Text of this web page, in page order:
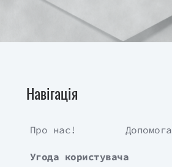
Навігація
Про нас! Допомога
Угода користувача